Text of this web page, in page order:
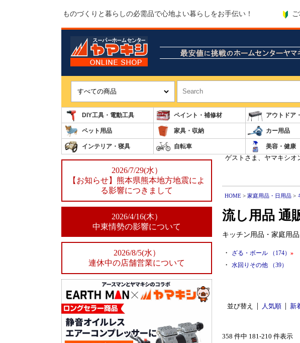
ものづくりと暮らしの必需品で心地よい暮らしをお手伝い！
DIY工具・電動工具 ペイント・補修材 アウトドア
ペット用品 家具・収納 カー用品
インテリア・寝具 自転車 美容・健康
2026/7/29(水）
【お知らせ】熊本県熊本地方地震によ
る影響につきまして
2026/4/16(木）
中東情勢の影響について
2026/8/5(水）
連休中の店舗営業について
ゲストさま、ヤマキシオ
HOME > 家庭用品・日用品 >
流し用品 通
キッチン用品・家庭用
・ ざる・ボール （174） »
・ 水回りその他 （39）
並び替え 人気順 新
358 件中 181-210 件表示